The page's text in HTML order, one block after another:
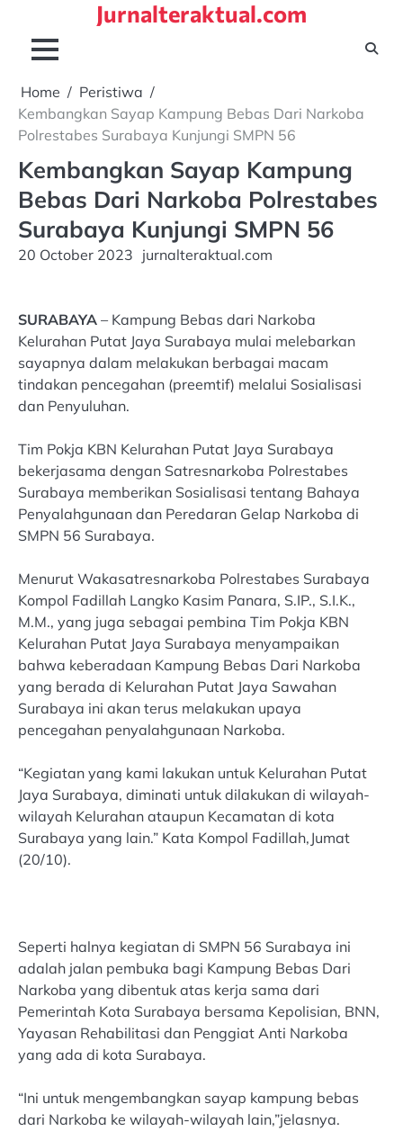
content
Jurnalteraktual.com
Home
Peristiwa
Kembangkan Sayap Kampung Bebas Dari Narkoba
Polrestabes Surabaya Kunjungi SMPN 56
Kembangkan Sayap Kampung
Bebas Dari Narkoba Polrestabes
Surabaya Kunjungi SMPN 56
20 October 2023 jurnalteraktual.com
SURABAYA – Kampung Bebas dari Narkoba
Kelurahan Putat Jaya Surabaya mulai melebarkan
sayapnya dalam melakukan berbagai macam
tindakan pencegahan (preemtif) melalui Sosialisasi
dan Penyuluhan.
Tim Pokja KBN Kelurahan Putat Jaya Surabaya
bekerjasama dengan Satresnarkoba Polrestabes
Surabaya memberikan Sosialisasi tentang Bahaya
Penyalahgunaan dan Peredaran Gelap Narkoba di
SMPN 56 Surabaya.
Menurut Wakasatresnarkoba Polrestabes Surabaya
Kompol Fadillah Langko Kasim Panara, S.IP., S.I.K.,
M.M., yang juga sebagai pembina Tim Pokja KBN
Kelurahan Putat Jaya Surabaya menyampaikan
bahwa keberadaan Kampung Bebas Dari Narkoba
yang berada di Kelurahan Putat Jaya Sawahan
Surabaya ini akan terus melakukan upaya
pencegahan penyalahgunaan Narkoba.
“Kegiatan yang kami lakukan untuk Kelurahan Putat
Jaya Surabaya, diminati untuk dilakukan di wilayah-
wilayah Kelurahan ataupun Kecamatan di kota
Surabaya yang lain.” Kata Kompol Fadillah,Jumat
(20/10).
Seperti halnya kegiatan di SMPN 56 Surabaya ini
adalah jalan pembuka bagi Kampung Bebas Dari
Narkoba yang dibentuk atas kerja sama dari
Pemerintah Kota Surabaya bersama Kepolisian, BNN,
Yayasan Rehabilitasi dan Penggiat Anti Narkoba
yang ada di kota Surabaya.
“Ini untuk mengembangkan sayap kampung bebas
dari Narkoba ke wilayah-wilayah lain,”jelasnya.